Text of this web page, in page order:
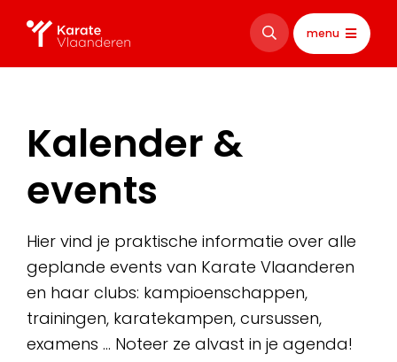
menu
Kalender &
events
Hier vind je praktische informatie over alle
geplande events van Karate Vlaanderen
en haar clubs: kampioenschappen,
trainingen, karatekampen, cursussen,
examens … Noteer ze alvast in je agenda!